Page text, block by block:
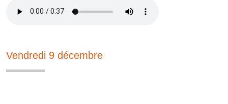
Vendredi 9 décembre